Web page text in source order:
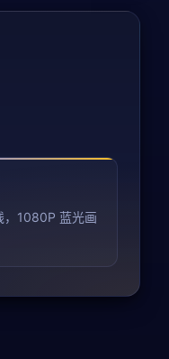
，1080P 蓝光画